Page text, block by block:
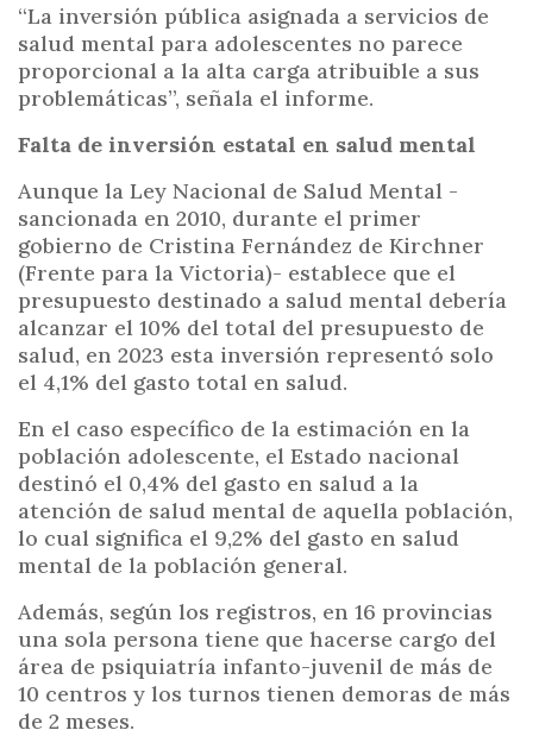
“La inversión pública asignada a servicios de
salud mental para adolescentes no parece
proporcional a la alta carga atribuible a sus
problemáticas”, señala el informe.
Falta de inversión estatal en salud mental
Aunque la Ley Nacional de Salud Mental -
sancionada en 2010, durante el primer
gobierno de Cristina Fernández de Kirchner
(Frente para la Victoria)- establece que el
presupuesto destinado a salud mental debería
alcanzar el 10% del total del presupuesto de
salud, en 2023 esta inversión representó solo
el 4,1% del gasto total en salud.
En el caso específico de la estimación en la
población adolescente, el Estado nacional
destinó el 0,4% del gasto en salud a la
atención de salud mental de aquella población,
lo cual significa el 9,2% del gasto en salud
mental de la población general.
Además, según los registros, en 16 provincias
una sola persona tiene que hacerse cargo del
área de psiquiatría infanto-juvenil de más de
10 centros y los turnos tienen demoras de más
de 2 meses.